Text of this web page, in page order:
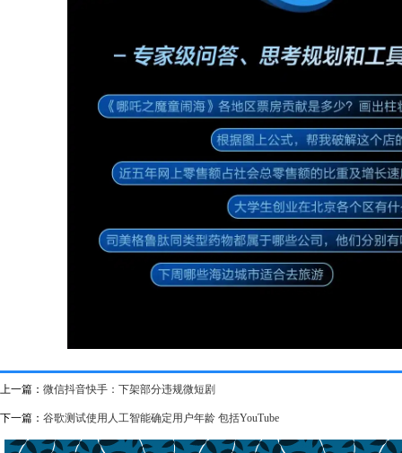
上一篇： 微信抖音快手：下架部分违规微短剧
下一篇： 谷歌测试使用人工智能确定用户年龄 包括YouTube